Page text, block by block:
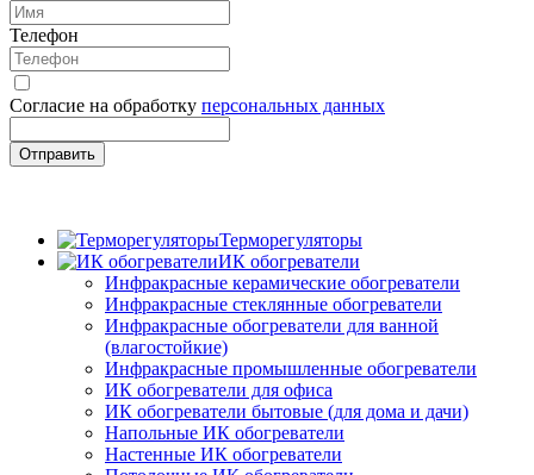
Телефон
Согласие на обработку персональных данных
Отправить
Терморегуляторы
ИК обогреватели
Инфракрасные керамические обогреватели
Инфракрасные стеклянные обогреватели
Инфракрасные обогреватели для ванной
(влагостойкие)
Инфракрасные промышленные обогреватели
ИК обогреватели для офиса
ИК обогреватели бытовые (для дома и дачи)
Напольные ИК обогреватели
Настенные ИК обогреватели